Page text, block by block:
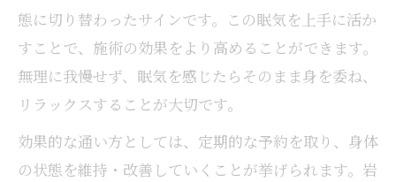
態に切り替わったサインです。この眠気を上手に活か
すことで、施術の効果をより高めることができます。
無理に我慢せず、眠気を感じたらそのまま身を委ね、
リラックスすることが大切です。
効果的な通い方としては、定期的な予約を取り、身体
の状態を維持・改善していくことが挙げられます。岩